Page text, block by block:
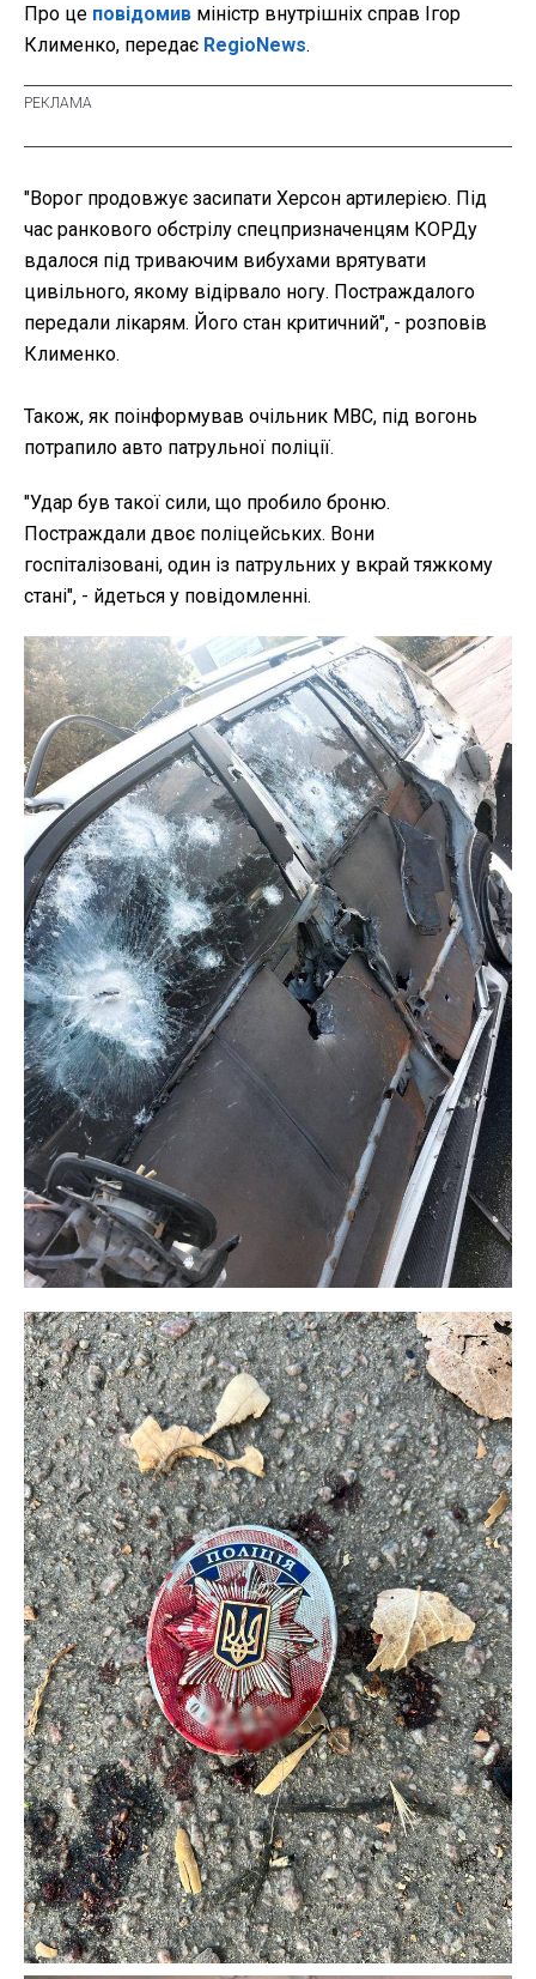
Про це повідомив міністр внутрішніх справ Ігор
Клименко, передає RegioNews.
"Ворог продовжує засипати Херсон артилерією. Під
час ранкового обстрілу спецпризначенцям КОРДу
вдалося під триваючим вибухами врятувати
цивільного, якому відірвало ногу. Постраждалого
передали лікарям. Його стан критичний", - розповів
Клименко.
Також, як поінформував очільник МВС, під вогонь
потрапило авто патрульної поліції.
"Удар був такої сили, що пробило броню.
Постраждали двоє поліцейських. Вони
госпіталізовані, один із патрульних у вкрай тяжкому
стані", - йдеться у повідомленні.